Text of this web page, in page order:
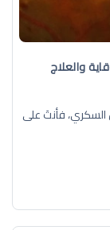
والعلاج
فأنتَ على